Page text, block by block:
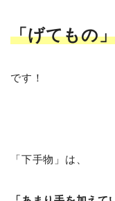
「げてもの
です！
「下手物」は、